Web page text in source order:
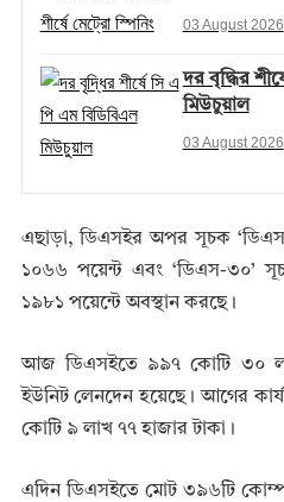
03 August 2026
দর বৃদ্ধির
মিউচুয়াল
03 August 2026
এছাড়া, ডিএসইর অপর সূচক
১০৬৬ পয়েন্ট এবং ‘ডিএস-৩০’
১৯৮১ পয়েন্টে অবস্থান করছে।
আজ ডিএসইতে ৯৯৭ কোটি ৩০
ইউনিট লেনদেন হয়েছে। আগের
কোটি ৯ লাখ ৭৭ হাজার টাকা।
এদিন ডিএসইতে মোট ৩৯৬টি